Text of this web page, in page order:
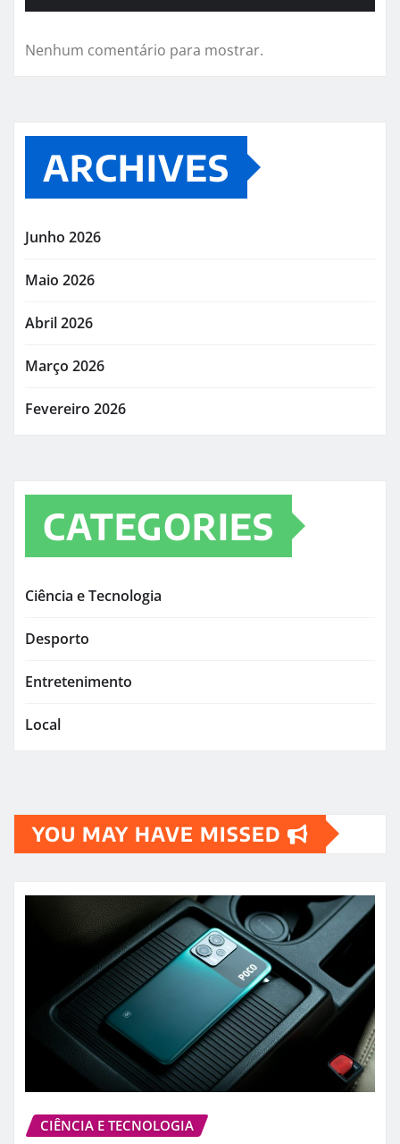
Nenhum comentário para mostrar.
ARCHIVES
Junho 2026
Maio 2026
Abril 2026
Março 2026
Fevereiro 2026
CATEGORIES
Ciência e Tecnologia
Desporto
Entretenimento
Local
YOU MAY HAVE MISSED
CIÊNCIA E TECNOLOGIA